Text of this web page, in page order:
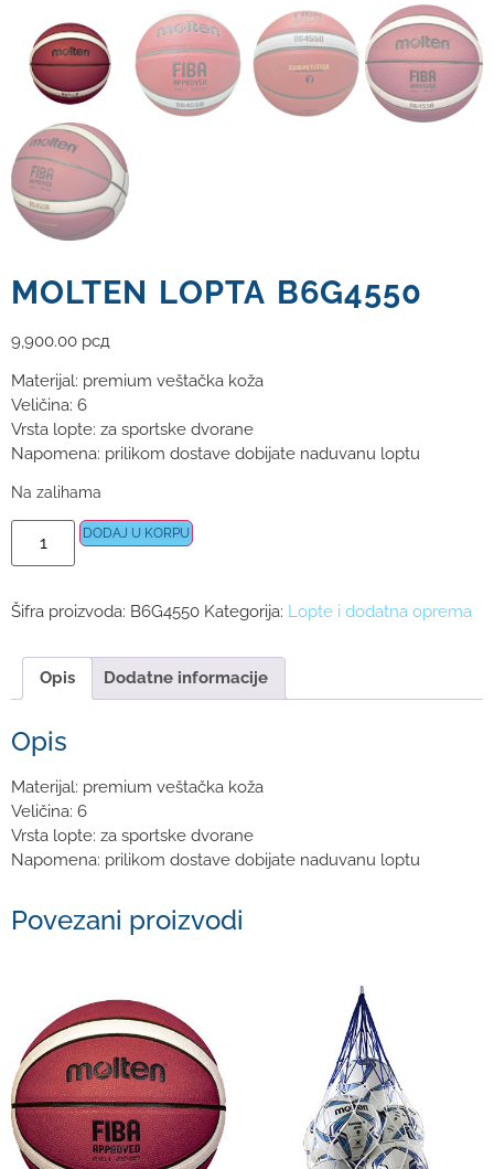
MOLTEN LOPTA B6G4550
9,900.00 рсд
Materijal: premium veštačka koža
Veličina: 6
Vrsta lopte: za sportske dvorane
Napomena: prilikom dostave dobijate naduvanu loptu
Na zalihama
DODAJ U KORPU
Šifra proizvoda: B6G4550 Kategorija: Lopte i dodatna oprema
Opis Dodatne informacije
Opis
Materijal: premium veštačka koža
Veličina: 6
Vrsta lopte: za sportske dvorane
Napomena: prilikom dostave dobijate naduvanu loptu
Povezani proizvodi